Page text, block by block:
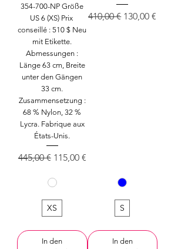
354-700-NP Größe
US 6 (XS) Prix ​​
conseillé : 510 $ Neu
mit Etikette.
Abmessungen :
Länge 63 cm, Breite
unter den Gängen
33 cm.
Zusammensetzung :
68 % Nylon, 32 %
Lycra. Fabrique aux
États-Unis.
Standardpreis
445,00 € Sale-Preis
115,00 €
XS
In den
Standardpreis
410,00 € Sale-Preis
130,00 €
S
In den